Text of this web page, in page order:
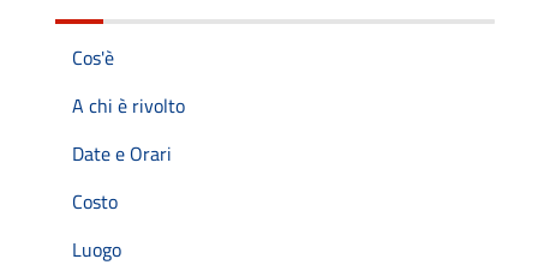
Cos'è
A chi è rivolto
Date e Orari
Costo
Luogo